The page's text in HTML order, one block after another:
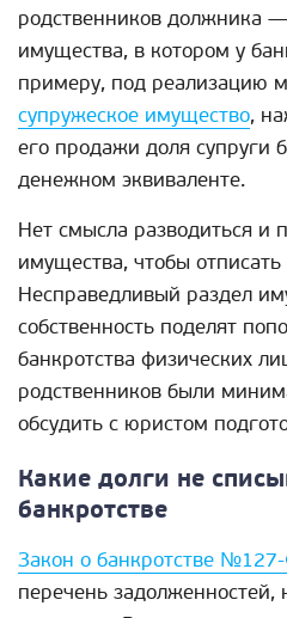
родственников должника
имущества, в котором у
примеру, под реализацию
супружеское имущество,
его продажи доля супруги
денежном эквиваленте.
Нет смысла разводиться и
имущества, чтобы
Несправедливый раздел
собственность поделят
банкротства физических
родственников были
обсудить с юристом
Какие долги не
банкротстве
Закон о банкротстве
перечень